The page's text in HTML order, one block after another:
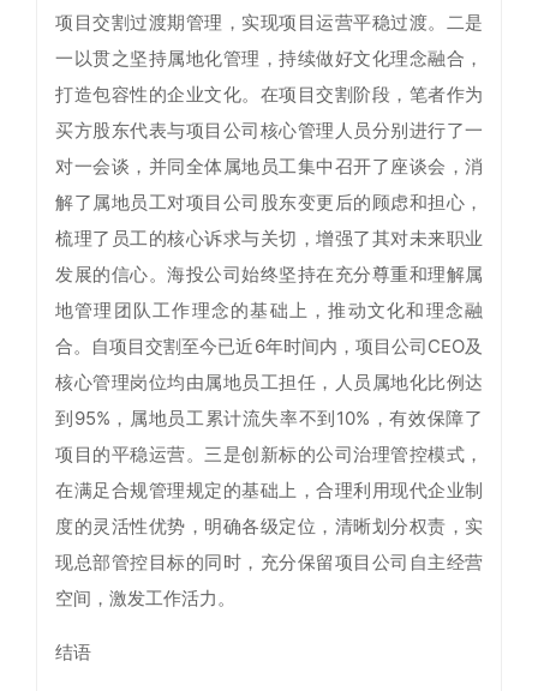
项目交割过渡期管理，实现项目运营平稳过渡。二是
一以贯之坚持属地化管理，持续做好文化理念融合，
打造包容性的企业文化。在项目交割阶段，笔者作为
买方股东代表与项目公司核心管理人员分别进行了一
对一会谈，并同全体属地员工集中召开了座谈会，消
解了属地员工对项目公司股东变更后的顾虑和担心，
梳理了员工的核心诉求与关切，增强了其对未来职业
发展的信心。海投公司始终坚持在充分尊重和理解属
地管理团队工作理念的基础上，推动文化和理念融
合。自项目交割至今已近6年时间内，项目公司CEO及
核心管理岗位均由属地员工担任，人员属地化比例达
到95%，属地员工累计流失率不到10%，有效保障了
项目的平稳运营。三是创新标的公司治理管控模式，
在满足合规管理规定的基础上，合理利用现代企业制
度的灵活性优势，明确各级定位，清晰划分权责，实
现总部管控目标的同时，充分保留项目公司自主经营
空间，激发工作活力。
结语